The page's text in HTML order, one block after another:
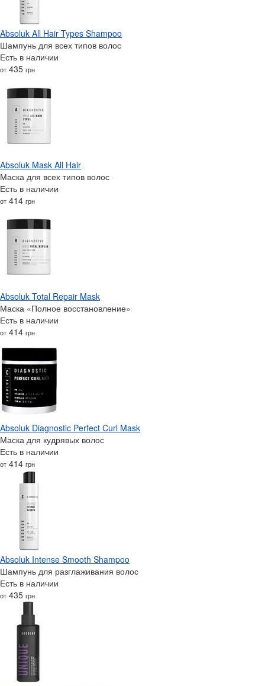
Absoluk All Hair Types Shampoo
Шампунь для всех типов волос
Есть в наличии
от 435 грн
Absoluk Mask All Hair
Маска для всех типов волос
Есть в наличии
от 414 грн
Absoluk Total Repair Mask
Маска «Полное восстановление»
Есть в наличии
от 414 грн
Absoluk Diagnostic Perfect Curl Mask
Маска для кудрявых волос
Есть в наличии
от 414 грн
Absoluk Intense Smooth Shampoo
Шампунь для разглаживания волос
Есть в наличии
от 435 грн